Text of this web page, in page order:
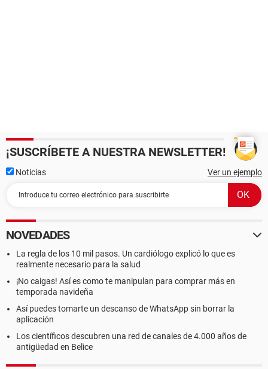
¡SUSCRÍBETE A NUESTRA NEWSLETTER!
Noticias Ver un ejemplo
NOVEDADES
La regla de los 10 mil pasos. Un cardiólogo explicó lo que es
realmente necesario para la salud
¡No caigas! Así es como te manipulan para comprar más en
temporada navideña
Así puedes tomarte un descanso de WhatsApp sin borrar la
aplicación
Los científicos descubren una red de canales de 4.000 años de
antigüedad en Belice